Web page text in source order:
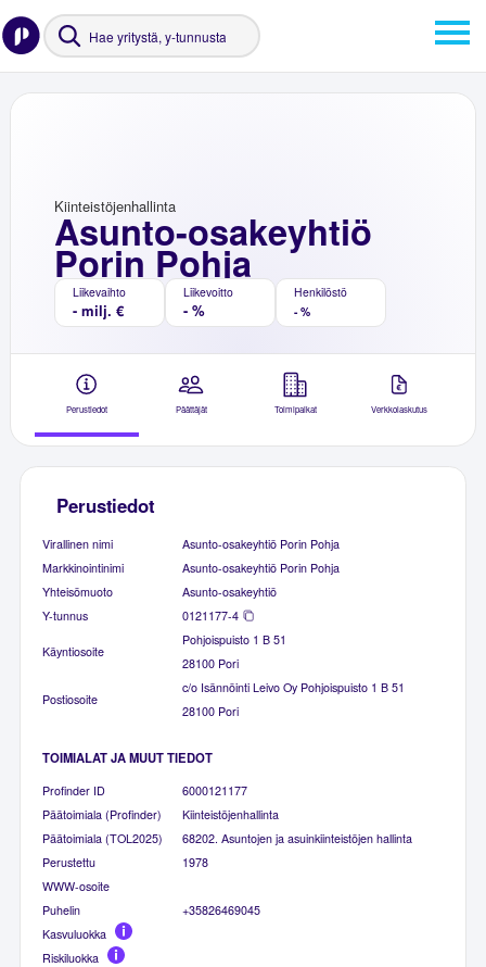
Asunto-osakeyhtiö
Porin Pohja
Kiinteistöjenhallinta
Liikevaihto
- milj. €
Liikevoitto
- %
Henkilöstö
- %
Perustiedot Päättäjät Toimipaikat Verkkolaskutus
Perustiedot
Virallinen nimi
Asunto-osakeyhtiö Porin Pohja
Markkinointinimi
Asunto-osakeyhtiö Porin Pohja
Yhteisömuoto
Asunto-osakeyhtiö
Y-tunnus
0121177-4
Käyntiosoite
Pohjoispuisto 1 B 51
28100 Pori
Postiosoite
c/o Isännöinti Leivo Oy Pohjoispuisto 1 B 51
28100 Pori
TOIMIALAT JA MUUT TIEDOT
Profinder ID
6000121177
Päätoimiala (Profinder)
Kiinteistöjenhallinta
Päätoimiala (TOL2025)
68202. Asuntojen ja asuinkiinteistöjen hallinta
Perustettu
1978
WWW-osoite
Puhelin
+35826469045
Kasvuluokka
Riskiluokka